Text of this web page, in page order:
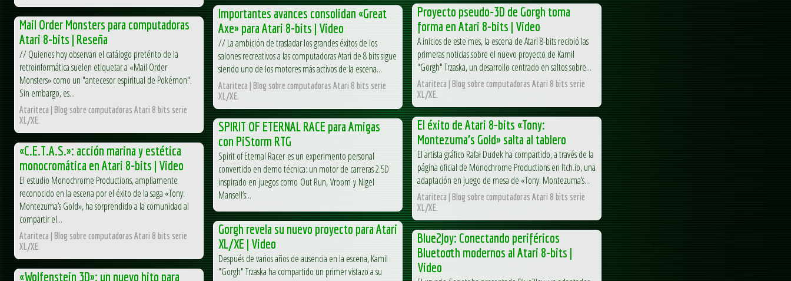
Proyecto pseudo-3D de Gorgh toma
forma en Atari 8-bits | Video
A inicios de este mes, la escena de Atari 8-bits recibió las
primeras noticias sobre el nuevo proyecto de Kamil
"Gorgh" Trzaska, un desarrollo centrado en saltos sobre...
Atariteca | Blog sobre computadoras Atari 8 bits serie
XL/XE.
Importantes avances consolidan «Great
Axe» para Atari 8-bits | Video
// La ambición de trasladar los grandes éxitos de los
salones recreativos a las computadoras Atari de 8 bits sigue
siendo uno de los motores más activos de la escena...
Atariteca | Blog sobre computadoras Atari 8 bits serie
XL/XE.
Mail Order Monsters para computadoras
Atari 8-bits | Reseña
// Quienes hoy observan el catálogo pretérito de la
retroinformática suelen etiquetar a «Mail Order
Monsters» como un "antecesor espiritual de Pokémon".
Sin embargo, es...
Atariteca | Blog sobre computadoras Atari 8 bits serie
XL/XE.
El éxito de Atari 8-bits «Tony:
Montezuma’s Gold» salta al tablero
El artista gráfico Rafał Dudek ha compartido, a través de la
página oficial de Monochrome Productions en Itch.io, una
adaptación en juego de mesa de «Tony: Montezuma’s...
Atariteca | Blog sobre computadoras Atari 8 bits serie
XL/XE.
SPIRIT OF ETERNAL RACE para Amigas
con PiStorm RTG
Spirit of Eternal Racer es un experimento personal
convertido en demo técnica: un motor de carreras 2.5D
inspirado en juegos como Out Run, Vroom y Nigel
Mansell’s...
«C.E.T.A.S.»: acción marina y estética
monocromática en Atari 8-bits | Video
El estudio Monochrome Productions, ampliamente
reconocido en la escena por el éxito de la saga «Tony:
Montezuma’s Gold», ha sorprendido a la comunidad al
compartir el...
Atariteca | Blog sobre computadoras Atari 8 bits serie
XL/XE.
Gorgh revela su nuevo proyecto para Atari
XL/XE | Video
Después de varios años de ausencia en la escena, Kamil
"Gorgh" Trzaska ha compartido un primer vistazo a su
Blue2Joy: Conectando periféricos
Bluetooth modernos al Atari 8-bits |
Video
«Wolfenstein 3D»: un nuevo hito para